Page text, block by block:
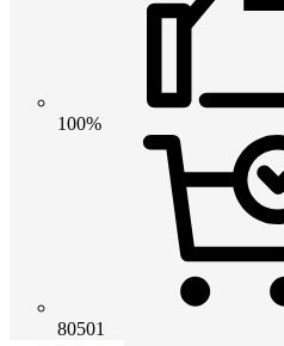
100%
80501